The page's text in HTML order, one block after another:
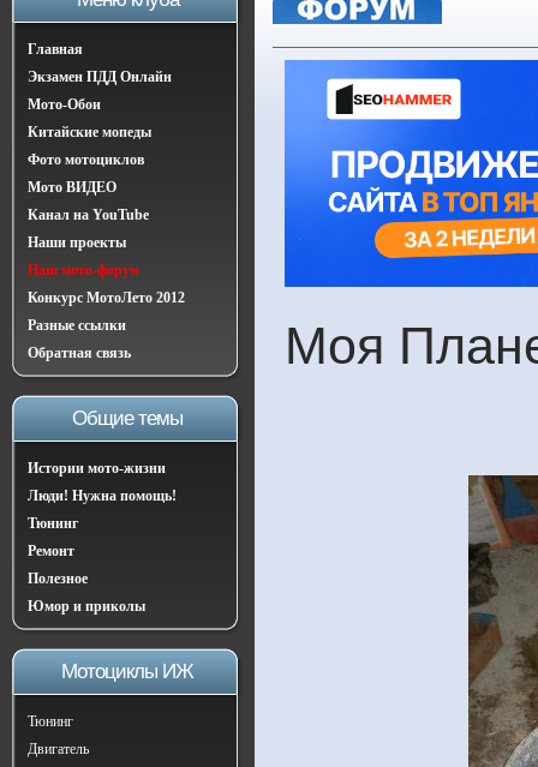
Главная
Экзамен ПДД Онлайн
Мото-Обои
Китайские мопеды
Фото мотоциклов
Мото ВИДЕО
Канал на YouTube
Наши проекты
Наш мото-форум
Конкурс МотоЛето 2012
Разные ссылки
Обратная связь
Общие темы
Истории мото-жизни
Люди! Нужна помощь!
Тюнинг
Ремонт
Полезное
Юмор и приколы
Мотоциклы ИЖ
Тюнинг
Двигатель
Моя